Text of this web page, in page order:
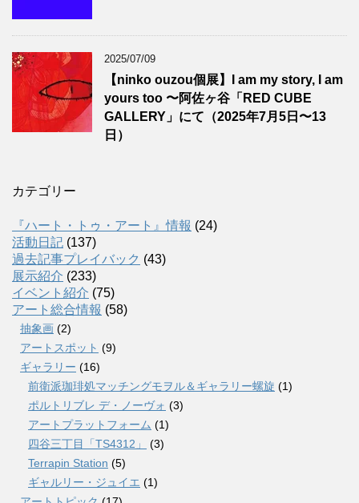
2025/07/09
【ninko ouzou個展】I am my story, I am
yours too 〜阿佐ヶ谷「RED CUBE
GALLERY」にて（2025年7月5日〜13
日）
カテゴリー
『ハート・トゥ・アート』情報 (24)
活動日記 (137)
過去記事プレイバック (43)
展示紹介 (233)
イベント紹介 (75)
アート総合情報 (58)
抽象画 (2)
アートスポット (9)
ギャラリー (16)
前衛派珈琲処マッチングモヲル＆ギャラリー螺旋 (1)
ポルトリブレ デ・ノーヴォ (3)
アートプラットフォーム (1)
四谷三丁目「TS4312」
(3)
Terrapin Station (5)
ギャルリー・ジュイエ (1)